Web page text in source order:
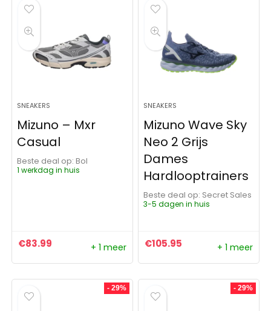
SNEAKERS
Mizuno – Mxr
Casual
Beste deal op:
Bol
1 werkdag in huis
€83.99 + 1 meer
SNEAKERS
Mizuno Wave Sky
Neo 2 Grijs
Dames
Hardlooptrainers
Beste deal op:
Secret Sales
3-5 dagen in huis
€105.95 + 1 meer
- 29% - 29%